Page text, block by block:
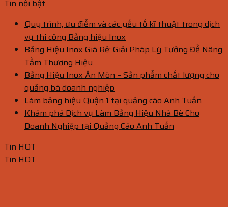
Tin nổi bật
Quy trình, ưu điểm và các yếu tố kĩ thuật trong dịch
vụ thi công Bảng hiệu Inox
Bảng Hiệu Inox Giá Rẻ: Giải Pháp Lý Tưởng Để Nâng
Tầm Thương Hiệu
Bảng Hiệu Inox Ăn Mòn – Sản phẩm chất lượng cho
quảng bá doanh nghiệp
Làm bảng hiệu Quận 1 tại quảng cáo Anh Tuấn
Khám phá Dịch vụ Làm Bảng Hiệu Nhà Bè Cho
Doanh Nghiệp tại Quảng Cáo Anh Tuấn
Tin HOT
Tin HOT